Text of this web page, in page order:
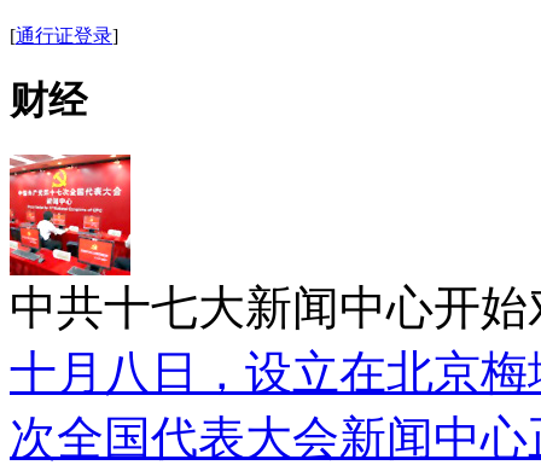
[通行证登录]
财经
中共十七大新闻中心开
十月八日，设立在北京
次全国代表大会新闻中